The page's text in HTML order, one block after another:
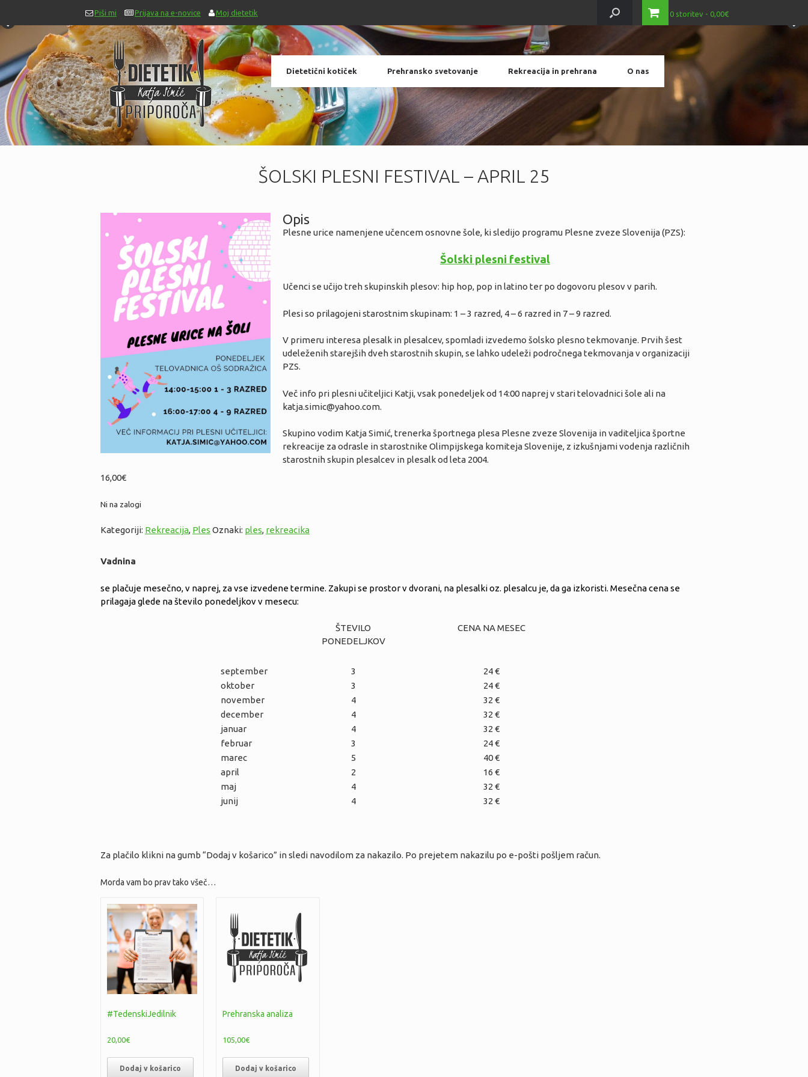
Piši mi Prijava na e-novice Moj dietetik 0 storitev 0,00€
Dietetični kotiček Prehransko svetovanje Rekreacija in prehrana O nas
ŠOLSKI PLESNI FESTIVAL – APRIL 25
16,00€
Ni na zalogi
Kategoriji: Rekreacija, Ples Oznaki: ples, rekreacika
Opis
Plesne urice namenjene učencem osnovne šole, ki sledijo programu Plesne zveze Slovenija (PZS):
Šolski plesni festival
Učenci se učijo treh skupinskih plesov: hip hop, pop in latino ter po dogovoru plesov v parih.
Plesi so prilagojeni starostnim skupinam: 1 – 3 razred, 4 – 6 razred in 7 – 9 razred.
V primeru interesa plesalk in plesalcev, spomladi izvedemo šolsko plesno tekmovanje. Prvih šest
udeleženih starejših dveh starostnih skupin, se lahko udeleži področnega tekmovanja v organizaciji
PZS.
Več info pri plesni učiteljici Katji, vsak ponedeljek od 14:00 naprej v stari telovadnici šole ali na
katja.simic@yahoo.com.
Skupino vodim Katja Simić, trenerka športnega plesa Plesne zveze Slovenija in vaditeljica športne
rekreacije za odrasle in starostnike Olimpijskega komiteja Slovenije, z izkušnjami vodenja različnih
starostnih skupin plesalcev in plesalk od leta 2004.
Vadnina
se plačuje mesečno, v naprej, za vse izvedene termine. Zakupi se prostor v dvorani, na plesalki oz. plesalcu je, da ga izkoristi. Mesečna cena se
prilagaja glede na število ponedeljkov v mesecu:
ŠTEVILO
PONEDELJKOV
CENA NA MESEC
september 3
24 €
oktober
3
24 €
november
4
32 €
december
4
32 €
januar
4
32 €
februar
3
24 €
marec
5
40 €
april
2
16 €
maj
4
32 €
junij
4 32 €
Za plačilo klikni na gumb “Dodaj v košarico” in sledi navodilom za nakazilo. Po prejetem nakazilu po e-pošti pošljem račun.
Morda vam bo prav tako všeč…
#TedenskiJedilnik
20,00€
Dodaj v košarico
Prehranska analiza
105,00€
Dodaj v košarico